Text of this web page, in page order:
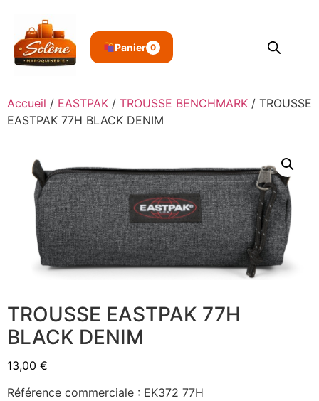
Panier 0
Accueil / EASTPAK / TROUSSE BENCHMARK / TROUSSE
EASTPAK 77H BLACK DENIM
TROUSSE EASTPAK 77H
BLACK DENIM
13,00 €
Référence commerciale : EK372 77H